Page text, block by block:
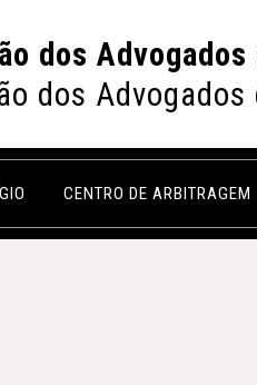
dos Advogados
dos Advogados
CENTRO DE ARBITRAGEM